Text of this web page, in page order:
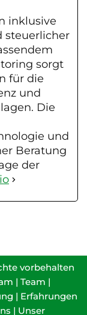
inklusive
steuerlicher
sorgt
für die
und
Die
und
Beratung
der
vorbehalten
| Team |
| Erfahrungen
| Unser